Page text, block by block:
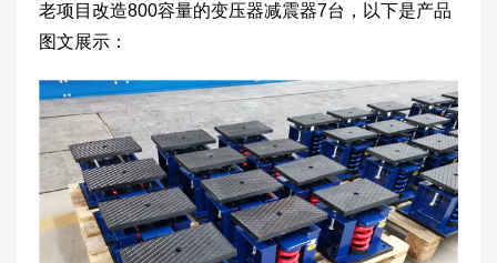
老项目改造800容量的变压器减震器7台，以下是产品
图文展示：